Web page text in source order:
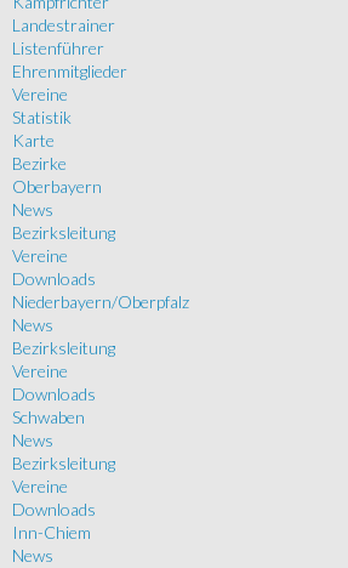
Landestrainer
Listenführer
Ehrenmitglieder
Vereine
Statistik
Karte
Bezirke
Oberbayern
News
Bezirksleitung
Vereine
Downloads
Niederbayern/Oberpfalz
News
Bezirksleitung
Vereine
Downloads
Schwaben
News
Bezirksleitung
Vereine
Downloads
Inn-Chiem
News